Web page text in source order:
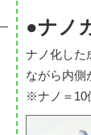
●ナノ
ナノ化した
ながら内側
※ナノ＝10